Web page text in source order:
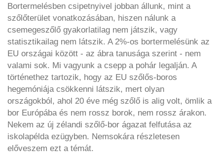
Bortermelésben csipetnyivel jobban állunk, mint a
szőlőterület vonatkozásában, hiszen nálunk a
csemegeszőlő gyakorlatilag nem játszik, vagy
statisztikailag nem látszik. A 2%-os bortermelésünk az
EU országai között - az ábra tanusága szerint - nem
valami sok. Mi vagyunk a csepp a pohár legalján. A
történethez tartozik, hogy az EU szőlős-boros
hegemóniája csökkenni látszik, mert olyan
országokból, ahol 20 éve még szőlő is alig volt, ömlik a
bor Európába és nem rossz borok, nem rossz árakon.
Nekem az új zélandi szőlő-bor ágazat felfutása az
iskolapélda ezügyben. Nemsokára részletesen
előveszem ezt a témát.